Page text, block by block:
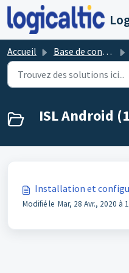
Passer au contenu principal
Accueil Base de connaissances
ISL Android
Installation et
Modifié le Mar, 28 Avr., 2020 à